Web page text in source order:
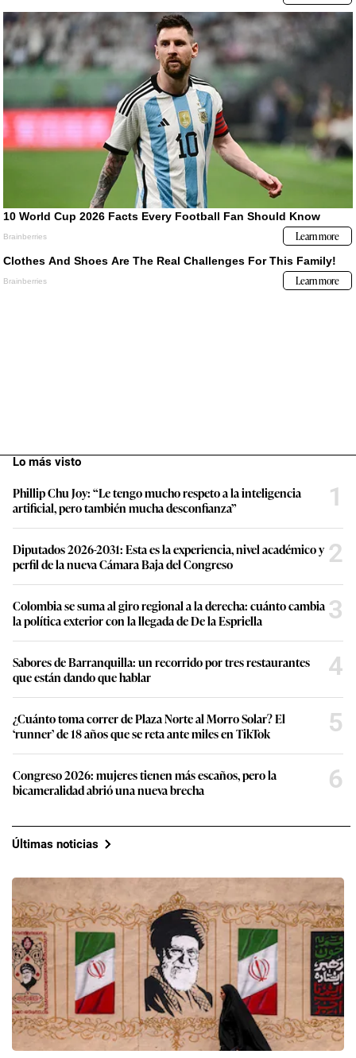
Lo más visto
Phillip Chu Joy: “Le tengo mucho respeto a la inteligencia
artificial, pero también mucha desconfianza”
1
Diputados 2026-2031: Esta es la experiencia, nivel académico y
perfil de la nueva Cámara Baja del Congreso
2
Colombia se suma al giro regional a la derecha: cuánto cambia
la política exterior con la llegada de De la Espriella
3
Sabores de Barranquilla: un recorrido por tres restaurantes
que están dando que hablar
4
¿Cuánto toma correr de Plaza Norte al Morro Solar? El
‘runner’ de 18 años que se reta ante miles en TikTok
5
Congreso 2026: mujeres tienen más escaños, pero la
bicameralidad abrió una nueva brecha
6
Últimas noticias